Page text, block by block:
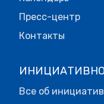
Пресс-центр
Контакты
Все об